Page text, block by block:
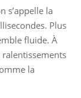
s’appelle la
Plus
fluide. À
ralentissements
la